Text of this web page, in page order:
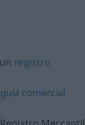
registro
guía comercial